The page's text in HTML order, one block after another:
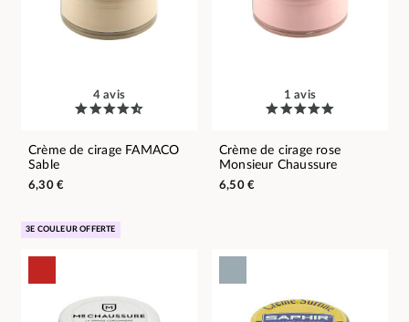
4 avis
Crème de cirage FAMACO
Sable
6,30 €
1 avis
Crème de cirage rose
Monsieur Chaussure
6,50 €
3E COULEUR OFFERTE